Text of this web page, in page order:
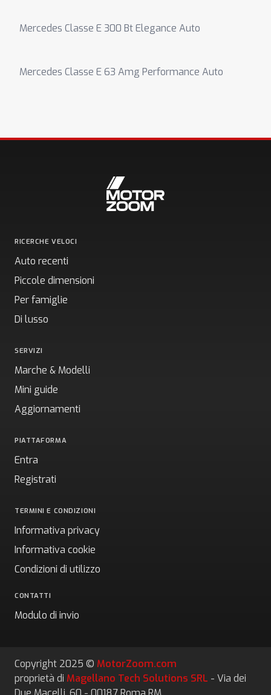
Mercedes Classe E 300 Bt Elegance Auto
Mercedes Classe E 63 Amg Performance Auto
RICERCHE VELOCI
Auto recenti
Piccole dimensioni
Per famiglie
Di lusso
SERVIZI
Marche & Modelli
Mini guide
Aggiornamenti
PIATTAFORMA
Entra
Registrati
TERMINI E CONDIZIONI
Informativa privacy
Informativa cookie
Condizioni di utilizzo
CONTATTI
Modulo di invio
Copyright 2025 © MotorZoom.com
proprietà di Magellano Tech Solutions SRL - Via dei